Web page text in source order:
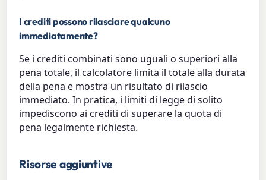
I crediti possono rilasciare qualcuno
immediatamente?
Se i crediti combinati sono uguali o superiori alla
pena totale, il calcolatore limita il totale alla durata
della pena e mostra un risultato di rilascio
immediato. In pratica, i limiti di legge di solito
impediscono ai crediti di superare la quota di
pena legalmente richiesta.
Risorse aggiuntive